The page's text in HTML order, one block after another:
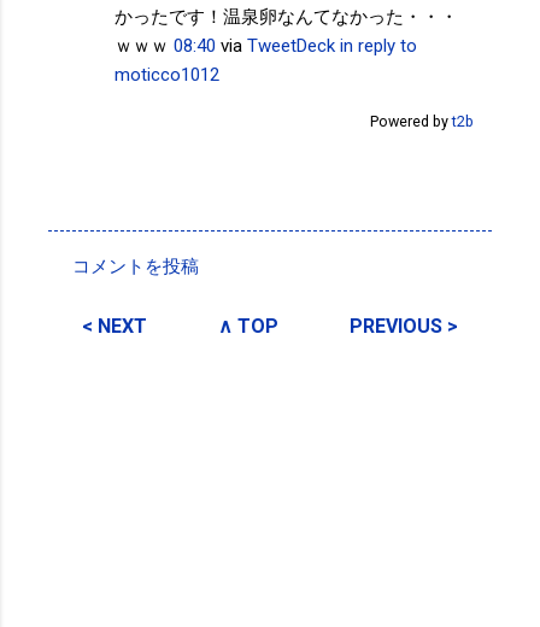
かったです！温泉卵なんてなかった・・・
ｗｗｗ 08:40 via TweetDeck in reply to
moticco1012
Powered byt2b
メ
コメントを投稿
< NEXT ∧ TOP PREVIOUS >